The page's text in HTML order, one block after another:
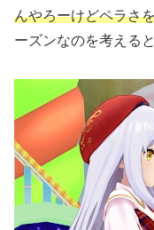
んやろーけどペラさ
ーズンなのを考える